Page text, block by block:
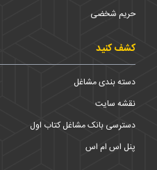
حریم شخضی
کشف کنید
دسته بندی مشاغل
نقشه سایت
دسترسی بانک مشاغل کتاب اول
پنل اس ام اس